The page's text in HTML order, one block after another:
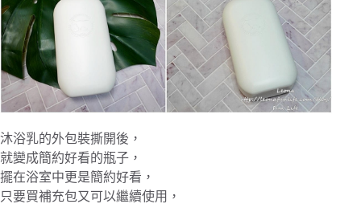
沐浴乳的外包裝撕開後，
就變成簡約好看的瓶子，
擺在浴室中更是簡約好看，
只要買補充包又可以繼續使用，